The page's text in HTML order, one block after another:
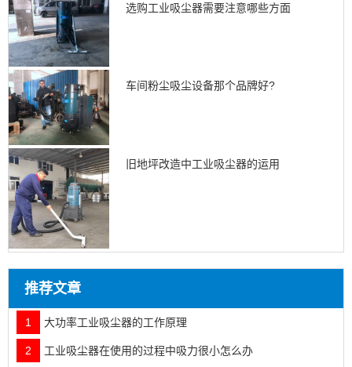
选购工业吸尘器需要注意哪些方面
车间粉尘吸尘设备那个品牌好?
旧地坪改造中工业吸尘器的运用
推荐文章
1 大功率工业吸尘器的工作原理
2 工业吸尘器在使用的过程中吸力很小怎么办